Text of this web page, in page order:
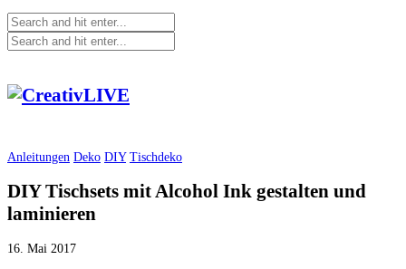
Anleitungen Deko DIY Tischdeko
DIY Tischsets mit Alcohol Ink gestalten und
laminieren
16. Mai 2017